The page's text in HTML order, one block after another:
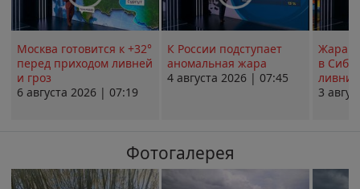
Москва готовится к +32°
перед приходом ливней
и гроз
6 августа 2026 | 07:19
К России подступает
аномальная жара
4 августа 2026 | 07:45
Жара в
в
ливни
3
Фотогалерея